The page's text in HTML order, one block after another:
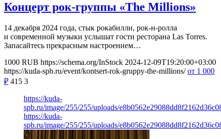
Концерт рок-группы «The Millions»
14 декабря 2024 года, стык рокабилли, рок-н-ролла
и современной музыки услышат гости ресторана Las Torres.
Запасайтесь прекрасным настроением…
1000 RUB https://schema.org/InStock 2024-12-09T19:20:00+03:00
https://kuda-spb.ru/event/kontsert-rok-gruppy-the-millions/ от 1 000
₽ 415 3
https://kuda-
spb.ru/image/255/255/uploads/
https://kuda-
spb.ru/image/255/255/uploads/